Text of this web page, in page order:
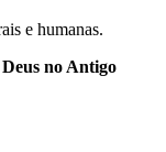
e humanas.
no Antigo